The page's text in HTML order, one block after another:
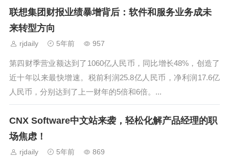
钱。...
联想集团财报业绩暴增背后：软件和服务业务成未
来转型方向
rjdaily 5年前 957
第四财季营业额达到了1060亿人民币，同比增长48%，创造了
近十年以来最快增速。税前利润25.8亿人民币，净利润17.6亿
人民币，分别达到了上一财年的5倍和6倍。...
CNX Software中文站来袭，轻松化解产品经理的职
场焦虑！
rjdaily 5年前 869